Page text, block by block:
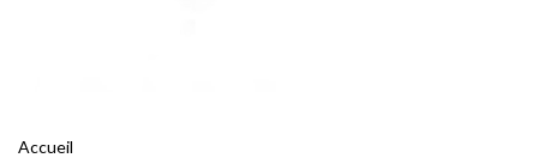
Accueil